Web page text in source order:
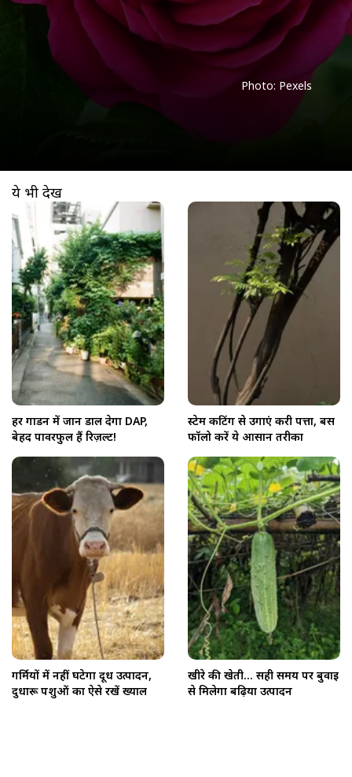
Photo: Pexels
खुल रहा है
ये भी देखें
हर गार्डन में जान डाल देगा DAP,
बेहद पावरफुल हैं रिज़ल्ट!
स्टेम कटिंग से उगाएं करी पत्ता, बस
फॉलो करें ये आसान तरीका
गर्मियों में नहीं घटेगा दूध उत्पादन,
दुधारू पशुओं का ऐसे रखें ख्याल
खीरे की खेती... सही समय पर बुवाई
से मिलेगा बढ़िया उत्पादन